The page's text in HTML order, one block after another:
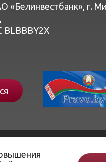
«Белинвестбанк», г.
BLBBBY2X